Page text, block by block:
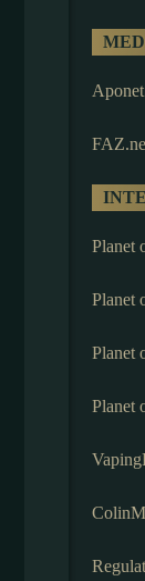
Planet
Planet
Planet
Planet